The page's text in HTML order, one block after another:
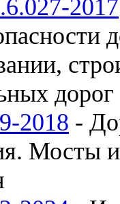
2017
дорог
2018 -
Мосты